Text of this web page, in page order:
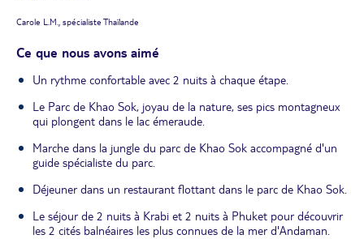
Carole L.M., spécialiste Thaïlande
Ce que nous avons aimé
Un rythme confortable avec 2 nuits à chaque étape.
Le Parc de Khao Sok, joyau de la nature, ses pics montagneux
qui plongent dans le lac émeraude.
Marche dans la jungle du parc de Khao Sok accompagné d'un
guide spécialiste du parc.
Déjeuner dans un restaurant flottant dans le parc de Khao Sok.
Le séjour de 2 nuits à Krabi et 2 nuits à Phuket pour découvrir
les 2 cités balnéaires les plus connues de la mer d'Andaman.